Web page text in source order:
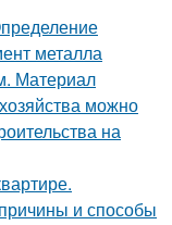
металла
Материал
можно
на
и способы